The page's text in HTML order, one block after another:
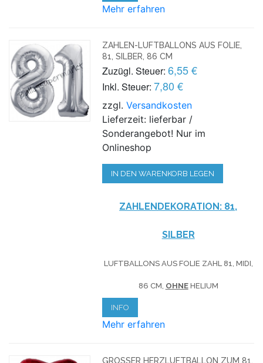
Mehr erfahren
ZAHLEN-LUFTBALLONS AUS FOLIE,
81, SILBER, 86 CM
Zuzügl. Steuer: 6,55 €
Inkl. Steuer: 7,80 €
zzgl.Versandkosten
Lieferzeit: lieferbar /
Sonderangebot! Nur im
Onlineshop
IN DEN WARENKORB LEGEN
ZAHLENDEKORATION: 81,
SILBER
LUFTBALLONS AUS FOLIE ZAHL 81, MIDI,
86 CM, OHNEHELIUM
INFO
Mehr erfahren
GROSSER HERZLUFTBALLON ZUM 81. G